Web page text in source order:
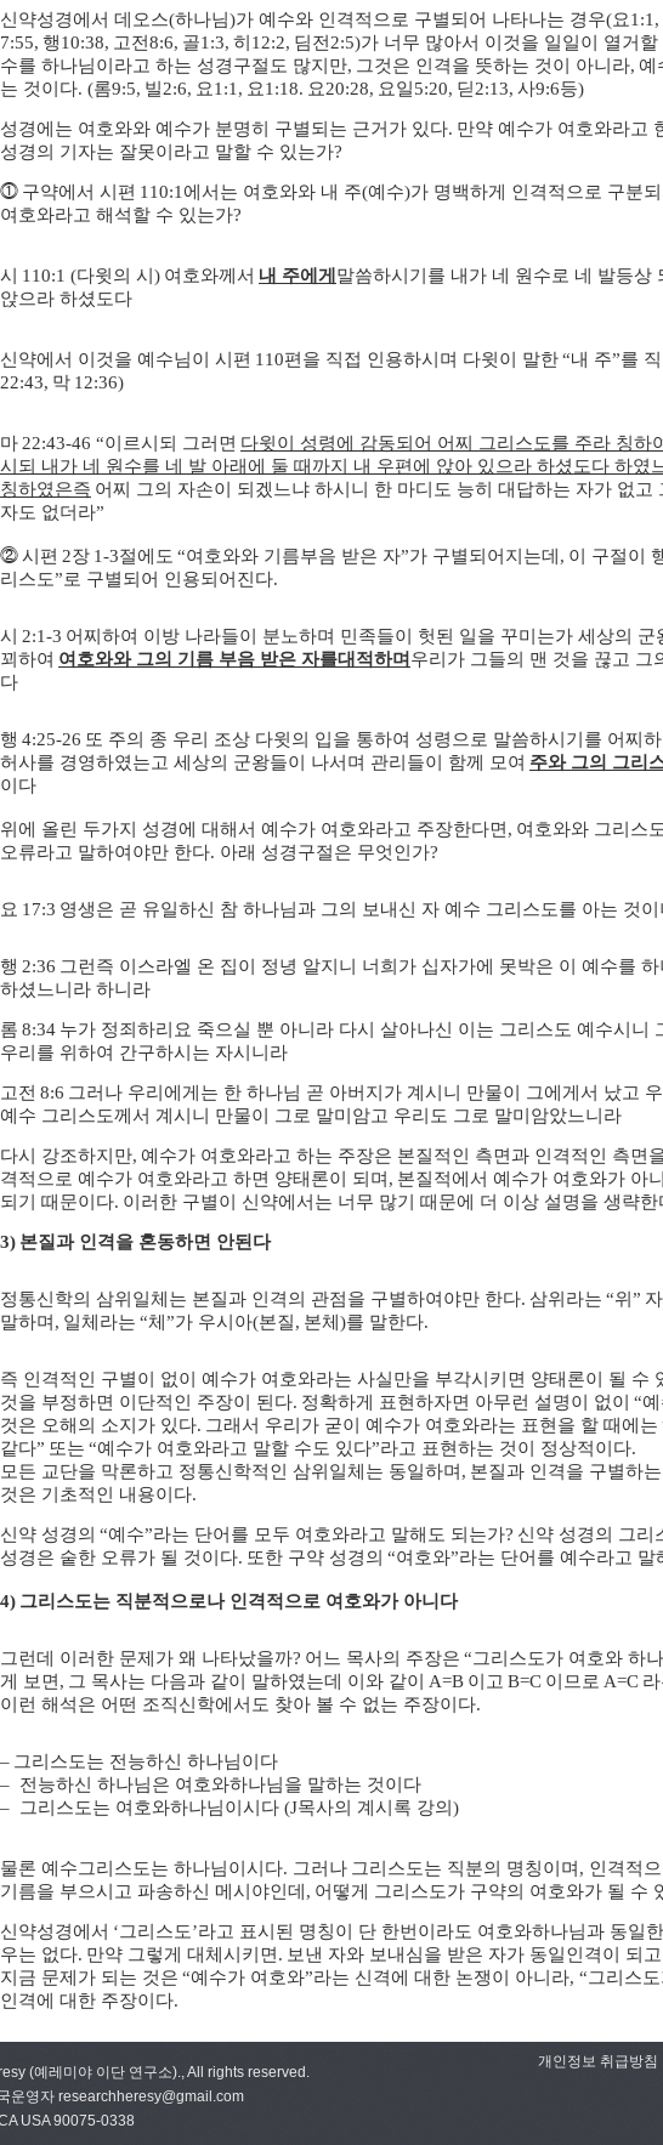
신약성경에서 데오스(하나님)가 예수와 인격적으로 구별되어 나타나는 경우(요1:1,
7:55, 행10:38, 고전8:6, 골1:3, 히 12:2, 딤전 2:5)가 너무 많아서 이것을 일일이 열거
수를 하나님이라고 하는 성경구절도 많지만, 그것은 인격을 뜻하는 것이 아니라, 예
는 것이다. (롬9:5, 빌2:6, 요1:1, 요1:18. 요20:28, 요일5:20, 딛2:13, 사9:6등)
성경에는 여호와와 예수가 분명히 구별되는 근거가 있다. 만약 예수가 여호와라고
성경의 기자는 잘못이라고 말할 수 있는가?
⓵ 구약에서 시편 110:1 에서는 여호와와 내 주(예수)가 명백하게 인격적으로 구분
여호와라고 해석할 수 있는가?
시 110:1 (다윗의 시 ) 여호와께서 내 주에게 말씀하시기를 내가 네 원수로 네 발등상
앉으라 하셨도다
신약에서 이것을 예수님이 시편 110편을 직접 인용하시며 다윗이 말한“내 주”를
22:43, 막 12:36)
마 22:43-46 “이르시되 그러면 다윗이 성령에 감동되어 어찌 그리스도를 주라 칭하
시되 내가 네 원수를 네 발 아래에 둘 때까지 내 우편에 앉아 있으라 하셨도다 하였
칭하였은즉 어찌 그의 자손이 되겠느냐 하시니 한 마디도 능히 대답하는 자가 없고
자도 없더라”
⓶시편 2장 1-3절에도 “여호와와 기름부음 받은 자”가 구별되어지는데 , 이 구절이
리스도”로 구별되어 인용되어진다.
시 2:1-3 어찌하여 이방 나라들이 분노하며 민족들이 헛된 일을 꾸미는가 세상의 군
꾀하여 여호와와 그의 기름 부음 받은 자를대적하며 우리가 그들의 맨 것을 끊고 그
다
행 4:25-26 또 주의 종 우리 조상 다윗의 입을 통하여 성령으로 말씀하시기를 어찌
허사를 경영하였는고 세상의 군왕들이 나서며 관리들이 함께 모여 주와 그의 그리
이다
위에 올린 두가지 성경에 대해서 예수가 여호와라고 주장한다면 , 여호와와 그리스
오류라고 말하여야만 한다. 아래 성경구절은 무엇인가?
요 17:3 영생은 곧 유일하신 참 하나님과 그의 보내신 자 예수 그리스도를 아는 것
행 2:36 그런즉 이스라엘 온 집이 정녕 알지니 너희가 십자가에 못박은 이 예수를
하셨느니라 하니라
롬 8:34 누가 정죄하리요 죽으실 뿐 아니라 다시 살아나신 이는 그리스도 예수시니
우리를 위하여 간구하시는 자시니라
고전 8:6 그러나 우리에게는 한 하나님 곧 아버지가 계시니 만물이 그에게서 났고
예수 그리스도께서 계시니 만물이 그로 말미암고 우리도 그로 말미암았느니라
다시 강조하지만, 예수가 여호와라고 하는 주장은 본질적인 측면과 인격적인 측면
격적으로 예수가 여호와라고 하면 양태론이 되며 , 본질적에서 예수가 여호와가 아
되기 때문이다. 이러한 구별이 신약에서는 너무 많기 때문에 더 이상 설명을 생략한
3) 본질과 인격을 혼동하면 안된다
정통신학의 삼위일체는 본질과 인격의 관점을 구별하여야만 한다. 삼위라는 “위 ”
말하며 , 일체라는 “체 ”가 우시아(본질, 본체 )를 말한다.
즉 인격적인 구별이 없이 예수가 여호와라는 사실만을 부각시키면 양태론이 될 수
것을 부정하면 이단적인 주장이 된다. 정확하게 표현하자면 아무런 설명이 없이 “
것은 오해의 소지가 있다. 그래서 우리가 굳이 예수가 여호와라는 표현을 할 때에는
같다” 또는 “예수가 여호와라고 말할 수도 있다”라고 표현하는 것이 정상적이다.
모든 교단을 막론하고 정통신학적인 삼위일체는 동일하며 , 본질과 인격을 구별하
것은 기초적인 내용이다.
신약 성경의 “예수”라는 단어를 모두 여호와라고 말해도 되는가? 신약 성경의 그리
성경은 숱한 오류가 될 것이다. 또한 구약 성경의 “여호와”라는 단어를 예수라고 말
4) 그리스도는 직분적으로나 인격적으로 여호와가 아니다
그런데 이러한 문제가 왜 나타났을까? 어느 목사의 주장은 “그리스도가 여호와 하
게 보면 , 그 목사는 다음과 같이 말하였는데 이와 같이 A=B 이고 B=C 이므로 A=C
이런 해석은 어떤 조직신학에서도 찾아 볼 수 없는 주장이다.
– 그리스도는 전능하신 하나님이다
– 전능하신 하나님은 여호와하나님을 말하는 것이다
– 그리스도는 여호와하나님이시다 (J목사의 계시록 강의)
물론 예수그리스도는 하나님이시다. 그러나 그리스도는 직분의 명칭이며 , 인격적
기름을 부으시고 파송하신 메시야인데 , 어떻게 그리스도가 구약의 여호와가 될 수
신약성경에서 ‘그리스도’라고 표시된 명칭이 단 한번이라도 여호와하나님과 동일
우는 없다. 만약 그렇게 대체시키면 . 보낸 자와 보내심을 받은 자가 동일인격이 되
지금 문제가 되는 것은 “예수가 여호와”라는 신격에 대한 논쟁이 아니라, “그리스
인격에 대한 주장이다.
(예레미야 이단 연구소)., All rights reserved.
운영자 researchheresy@gmail.com
USA 90075-0338
개인정보 취급방침